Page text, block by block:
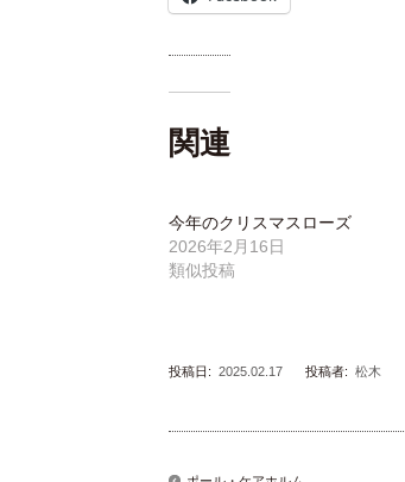
関連
今年のクリスマスローズ
2026年2月16日
類似投稿
投稿日: 2025.02.17 投稿者: 松木